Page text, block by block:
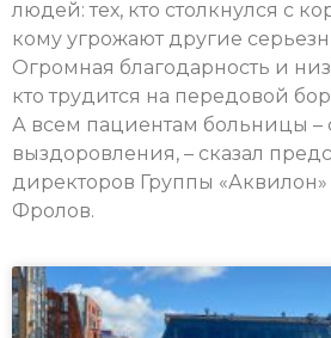
людей: тех, кто столкнулся с
кому угрожают другие
Огромная благодарность и
кто трудится на передовой
А всем пациентам больницы –
выздоровления, – сказал
директоров Группы
Фролов.